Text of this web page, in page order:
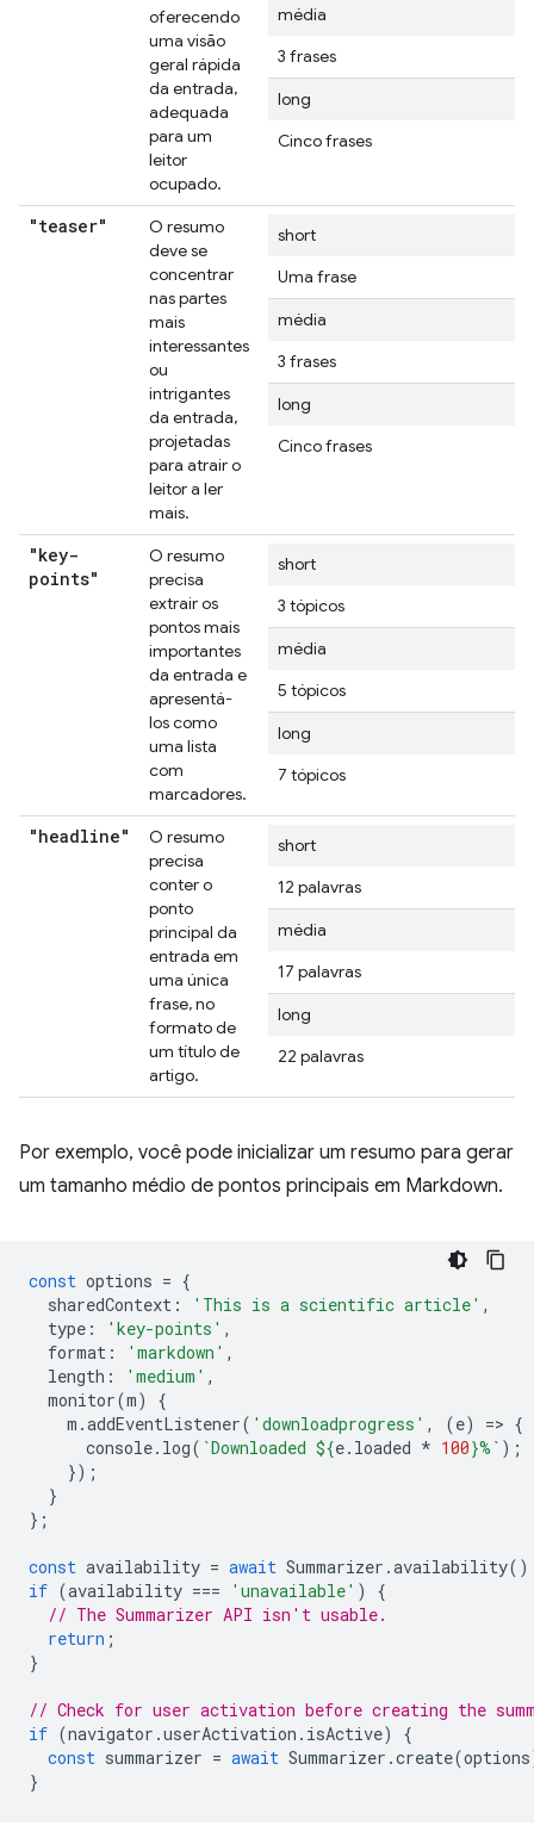
oferecendo
uma visão
geral rápida
da entrada,
adequada
para um
leitor
ocupado.
média
3 frases
long
Cinco frases
"teaser"
O resumo
deve se
concentrar
nas partes
mais
interessantes
ou
intrigantes
da entrada,
projetadas
para atrair o
leitor a ler
mais.
short
Uma frase
média
3 frases
long
Cinco frases
"key-
points"
O resumo
precisa
extrair os
pontos mais
importantes
da entrada e
apresentá-
los como
uma lista
com
marcadores.
short
3 tópicos
média
5 tópicos
long
7 tópicos
"headline"
O resumo
precisa
conter o
ponto
principal da
entrada em
uma única
frase, no
formato de
um título de
artigo.
short
12 palavras
média
17 palavras
long
22 palavras
Por exemplo, você pode inicializar um resumo para gerar
um tamanho médio de pontos principais em Markdown.
const options = {
sharedContext : 'This is a scientific article' ,
type : 'key-points' ,
format : 'markdown' ,
length : 'medium' ,
monitor(m)
{
m .addEventListener( 'downloadprogress' , (e) => {
console. log( `Downloaded ${e. loaded * 100}%` );
});
}
};
const availability = await Summarizer .availability
if (availability === 'unavailable' )
{
// The Summarizer API isn't usable.
return ;
}
// Check for user activation before creating the
if (navigator .userActivation . isActive)
{
const summarizer = await Summarizer .create(options
}